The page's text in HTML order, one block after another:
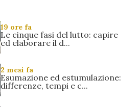
19 ore fa
Le cinque fasi del lutto: capire
ed elaborare il d...
2 mesi fa
Esumazione ed estumulazione:
differenze, tempi e c...